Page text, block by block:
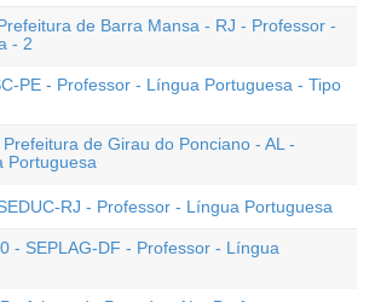
de Barra Mansa - RJ - Professor -
- 2
PE - Professor - Língua Portuguesa - Tipo
de Girau do Ponciano - AL -
Portuguesa
RJ - Professor - Língua Portuguesa
- SEPLAG-DF - Professor - Língua